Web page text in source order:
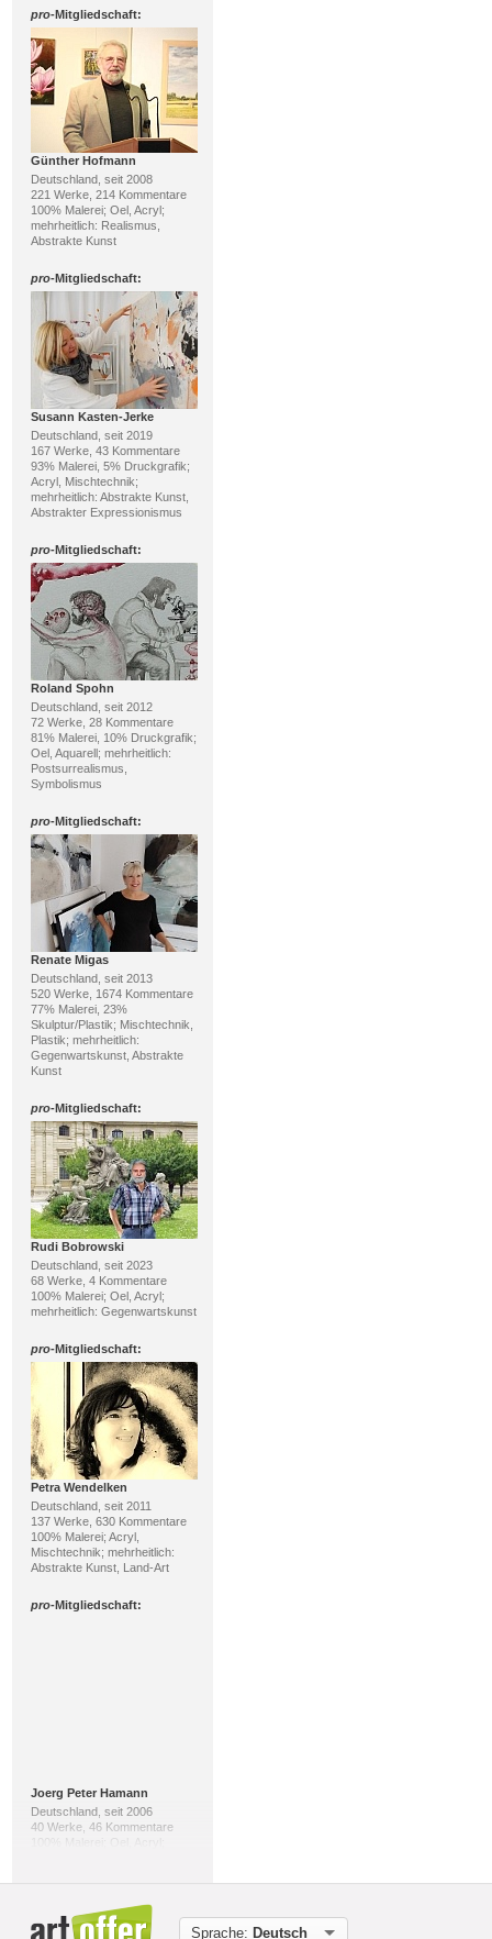
pro-Mitgliedschaft:
Günther Hofmann
Deutschland, seit 2008
221 Werke, 214 Kommentare
100% Malerei; Oel, Acryl;
mehrheitlich: Realismus,
Abstrakte Kunst
pro-Mitgliedschaft:
Susann Kasten-Jerke
Deutschland, seit 2019
167 Werke, 43 Kommentare
93% Malerei, 5% Druckgrafik;
Acryl, Mischtechnik;
mehrheitlich: Abstrakte Kunst,
Abstrakter Expressionismus
pro-Mitgliedschaft:
Roland Spohn
Deutschland, seit 2012
72 Werke, 28 Kommentare
81% Malerei, 10% Druckgrafik;
Oel, Aquarell; mehrheitlich:
Postsurrealismus,
Symbolismus
pro-Mitgliedschaft:
Renate Migas
Deutschland, seit 2013
520 Werke, 1674 Kommentare
77% Malerei, 23%
Skulptur/Plastik; Mischtechnik,
Plastik; mehrheitlich:
Gegenwartskunst, Abstrakte
Kunst
pro-Mitgliedschaft:
Rudi Bobrowski
Deutschland, seit 2023
68 Werke, 4 Kommentare
100% Malerei; Oel, Acryl;
mehrheitlich: Gegenwartskunst
pro-Mitgliedschaft:
Petra Wendelken
Deutschland, seit 2011
137 Werke, 630 Kommentare
100% Malerei; Acryl,
Mischtechnik; mehrheitlich:
Abstrakte Kunst, Land-Art
pro-Mitgliedschaft:
Joerg Peter Hamann
Deutschland, seit 2006
40 Werke, 46 Kommentare
100% Malerei; Oel, Acryl;
-Mitgliedschaft:
Sprache: Deutsch